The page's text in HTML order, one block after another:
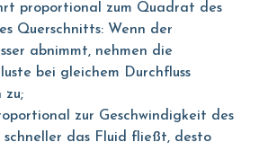
proportional zum Quadrat des
Querschnitts: Wenn der
abnimmt, nehmen die
bei gleichem Durchfluss
zu;
zur Geschwindigkeit des
schneller das Fluid fließt, desto